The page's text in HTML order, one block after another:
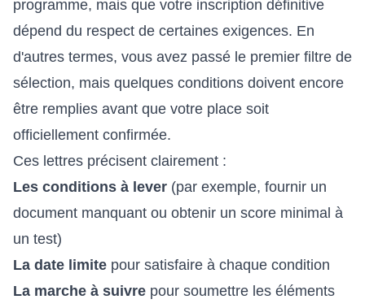
programme, mais que votre inscription définitive
dépend du respect de certaines exigences. En
d'autres termes, vous avez passé le premier filtre de
sélection, mais quelques conditions doivent encore
être remplies avant que votre place soit
officiellement confirmée.
Ces lettres précisent clairement :
Les conditions à lever (par exemple, fournir un
document manquant ou obtenir un score minimal à
un test)
La date limite pour satisfaire à chaque condition
La marche à suivre pour soumettre les éléments